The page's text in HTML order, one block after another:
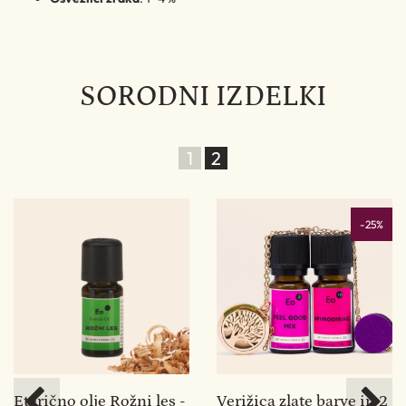
SORODNI IZDELKI
1 2
Eterično olje Rožni les -
-25%
Verižica zlate barve in 2